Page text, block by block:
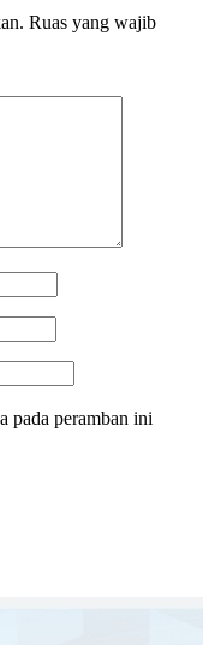
Ruas yang wajib
pada peramban ini